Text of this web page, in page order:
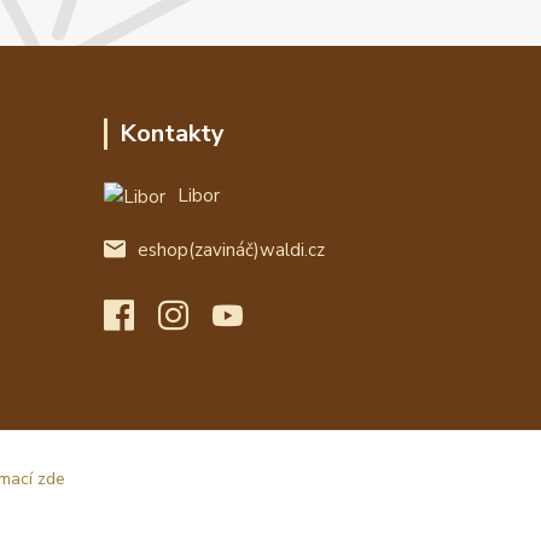
Kontakty
Libor
eshop(zavináč)waldi.cz
zde